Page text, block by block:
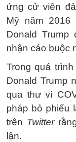
ứng cử viên
Mỹ năm 2016
Donald Trump
nhận cáo buộc
Trong quá
Donald Trump
qua thư vì
pháp bỏ phiếu
trên Twitter
lận.